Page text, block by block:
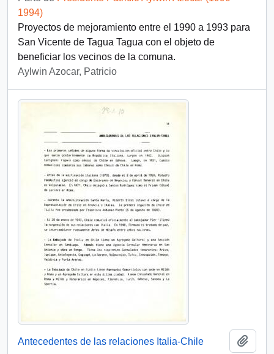
1994)
Proyectos de mejoramiento entre el 1990 a 1993 para
San Vicente de Tagua Tagua con el objeto de
beneficiar los vecinos de la comuna.
Aylwin Azocar, Patricio
Antecedentes de las relaciones Italia-Chile